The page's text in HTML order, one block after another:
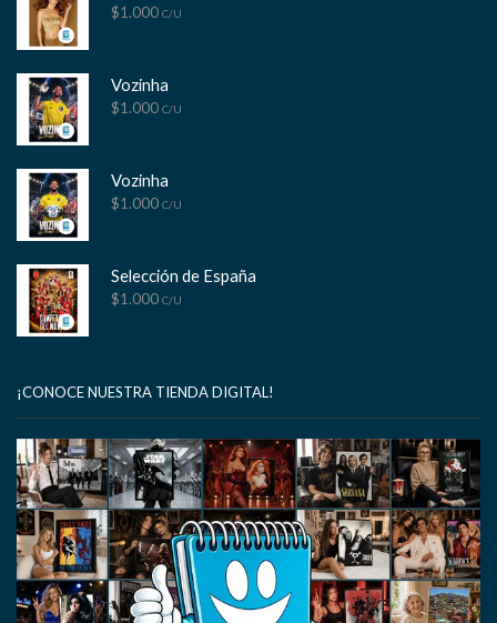
$1.000 C/U
Vozinha
$1.000 C/U
Vozinha
$1.000 C/U
Selección de España
$1.000 C/U
¡CONOCE NUESTRA TIENDA DIGITAL!